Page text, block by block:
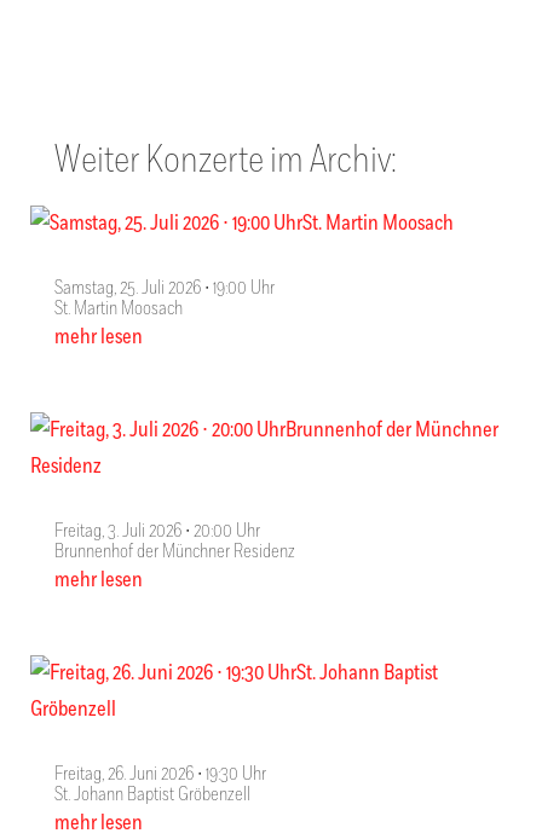
Weiter Konzerte im Archiv:
Samstag, 25. Juli 2026 ∙ 19:00 Uhr
St. Martin Moosach
mehr lesen
Freitag, 3. Juli 2026 ∙ 20:00 Uhr
Brunnenhof der Münchner Residenz
mehr lesen
Freitag, 26. Juni 2026 ∙ 19:30 Uhr
St. Johann Baptist Gröbenzell
mehr lesen